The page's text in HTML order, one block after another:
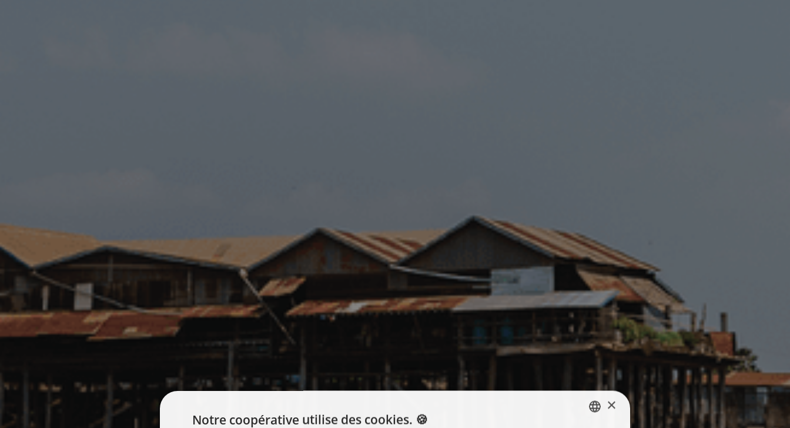
×
Notre coopérative utilise des cookies. 🍪